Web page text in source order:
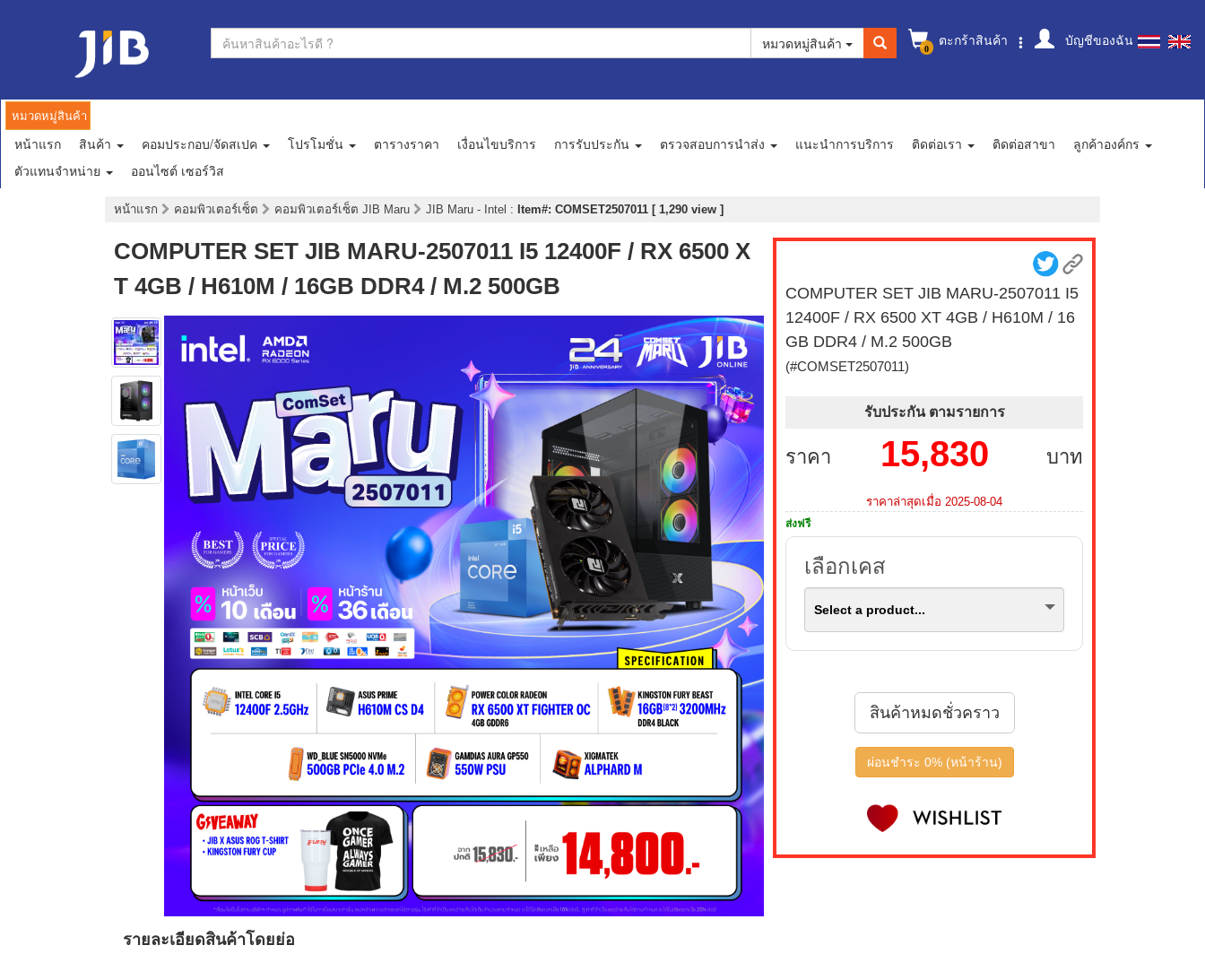
0 ตะกร้าสินค้า บัญชีของฉัน
หมวดหมู่สินค้า
หมวดหมู่สินค้า
หน้าแรก สินค้า คอมประกอบ/จัดสเปค โปรโมชั่น ตารางราคา เงื่อนไขบริการ การรับประกัน ตรวจสอบการนำส่ง แนะนำการบริการ ติดต่อเรา ติดต่อสาขา
ลูกค้าองค์กร
ตัวแทนจำหน่าย
ออนไซต์ เซอร์วิส
หน้าแรก คอมพิวเตอร์เซ็ต คอมพิวเตอร์เซ็ต JIB Maru JIB Maru - Intel : Item#: COMSET2507011 [ 1,290 view ]
COMPUTER SET JIB MARU-2507011 I5 12400F / RX 6500 X
T 4GB / H610M / 16GB DDR4 / M.2 500GB
รายละเอียดสินค้าโดยย่อ
COMPUTER SET JIB MARU-2507011 I5
12400F / RX 6500 XT 4GB / H610M / 16
GB DDR4 / M.2 500GB
(#COMSET2507011)
รับประกัน ตามรายการ
ราคา บาท
15,830
ราคาล่าสุดเมื่อ 2025-08-04
ส่งฟรี
เลือกเคส
Select a product...
สินค้าหมดชั่วคราว
ผ่อนชำระ 0% (หน้าร้าน)